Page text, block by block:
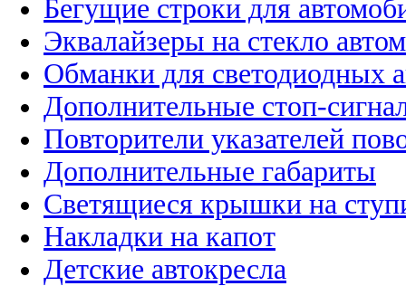
Бегущие строки для
Эквалайзеры на стекло
Обманки для светодиодных
Дополнительные стоп-
Повторители указателей
Дополнительные габариты
Светящиеся крышки на
Накладки на капот
Детские автокресла